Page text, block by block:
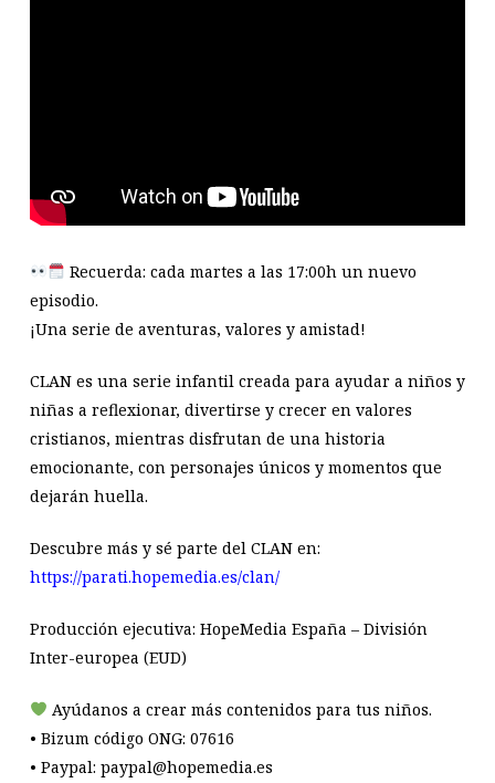
Recuerda: cada martes a las 17:00h un nuevo
episodio.
¡Una serie de aventuras, valores y amistad!
CLAN es una serie infantil creada para ayudar a niños y
niñas a reflexionar, divertirse y crecer en valores
cristianos, mientras disfrutan de una historia
emocionante, con personajes únicos y momentos que
dejarán huella.
Descubre más y sé parte del CLAN en:
https://parati.hopemedia.es/clan/
Producción ejecutiva: HopeMedia España – División
Inter-europea (EUD)
Ayúdanos a crear más contenidos para tus niños.
• Bizum código ONG: 07616
• Paypal: paypal@hopemedia.es